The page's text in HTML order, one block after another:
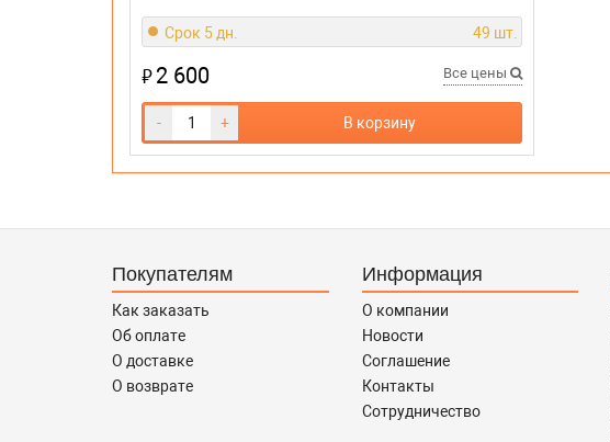
Срок 5 дн. 49 шт.
₽2 600 Все цены
- + В корзину
Покупателям
Как заказать
Об оплате
О доставке
О возврате
Информация
О компании
Новости
Соглашение
Контакты
Сотрудничество